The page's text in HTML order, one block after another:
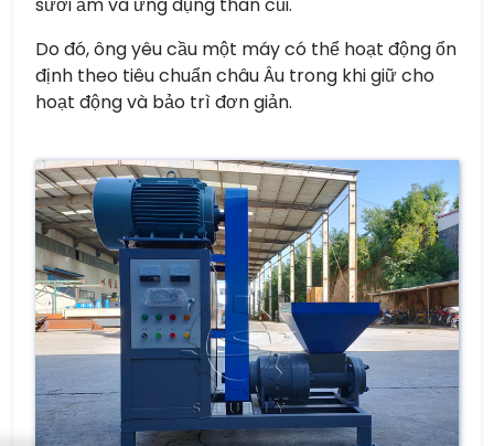
Do đó, ông yêu cầu một máy có thể hoạt động ổn
định theo tiêu chuẩn châu Âu trong khi giữ cho
hoạt động và bảo trì đơn giản.